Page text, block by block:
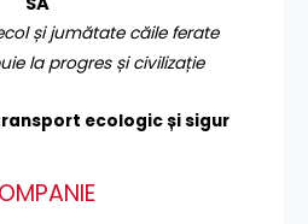
și jumătate căile ferate
la progres și civilizație
ecologic și sigur